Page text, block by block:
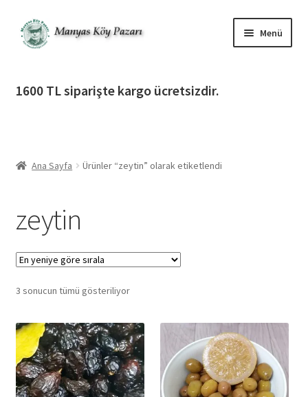
Dolaşıma
geç
İçeriğe
geç
Menü
İletişim
1600 TL siparişte kargo ücretsizdir.
Ana Sayfa Ürünler “zeytin” olarak etiketlendi
zeytin
3 sonucun tümü gösteriliyorEn
sıralandı